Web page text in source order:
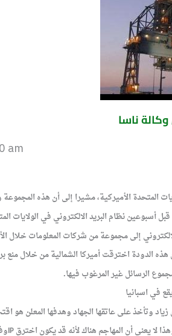
ناسا
am
المتحدة الأميركية، مشيرا إلى أن هذه
أسبوعين نظام البريد الالكتروني في الولايات
إلى مجموعة من شركات المعلومات خلال
الدودة اخترقت أميركا الشمالية من خلال منع
في اسبانيا
وتأخذ على عاتقها الجهاد وهدفها المعلن هو
IP لا يعني أن المهاجم هناك لأنه قد يكون اخترق